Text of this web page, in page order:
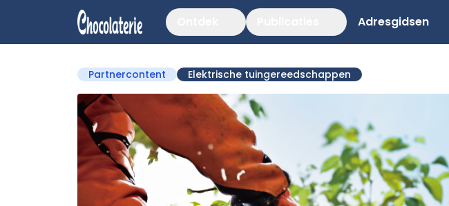
Adresgidsen
Partnercontent Elektrische tuingereedschappen